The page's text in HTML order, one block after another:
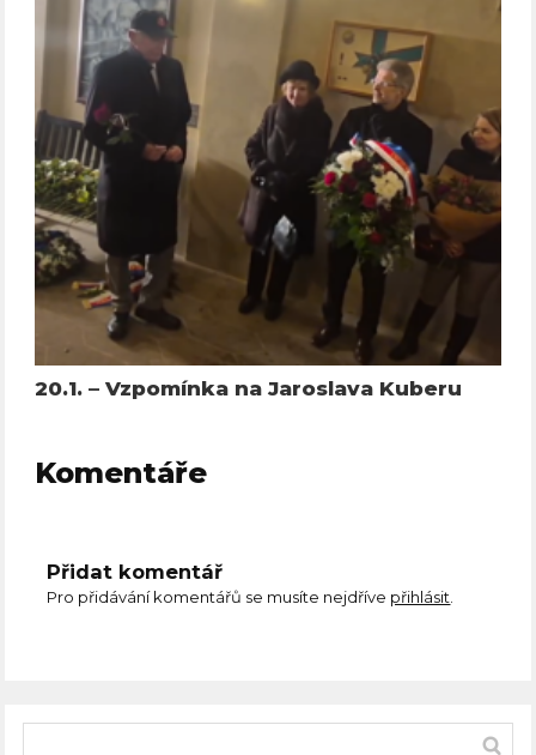
20.1. – Vzpomínka na Jaroslava Kuberu
Komentáře
Přidat komentář
Pro přidávání komentářů se musíte nejdříve přihlásit.